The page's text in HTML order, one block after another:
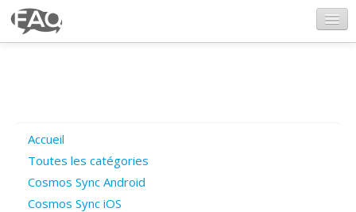
Poser une question
Questions ouvertes
Accueil
Toutes les catégories
Cosmos Sync Android
Cosmos Sync iOS